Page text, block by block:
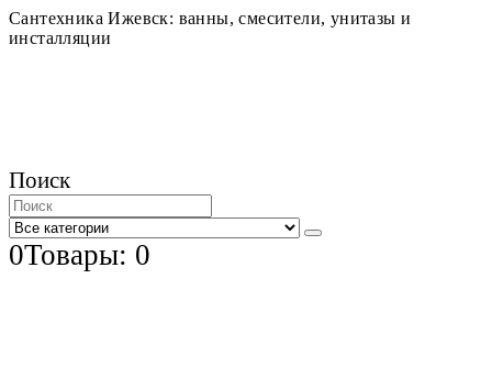
Сантехника Ижевск: ванны, смесители, унитазы и
инсталляции
Поиск
0Товары: 0